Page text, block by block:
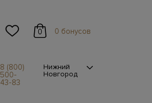
0 0 бонусов
8 (800)
500-
43-83
Нижний
Новгород